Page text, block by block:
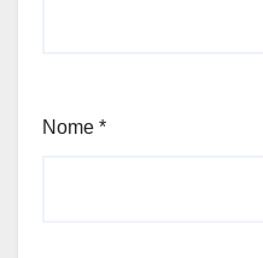
Nome *